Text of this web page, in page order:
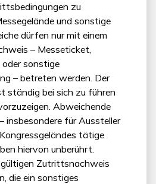
zu
und sonstige
dürfen nur mit einem
– Messeticket,
sonstige
– betreten werden. Der
ständig bei sich zu führen
Abweichende
insbesondere für Aussteller
tätige
hiervon unberührt.
gültigen Zutrittsnachweis
die ein sonstiges